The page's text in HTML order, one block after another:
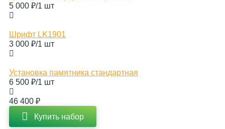
5 000 ₽/1 шт
Шрифт LK1901
3 000 ₽/1 шт
Установка памятника стандартная
6 500 ₽/1 шт
46 400 ₽
Купить набор